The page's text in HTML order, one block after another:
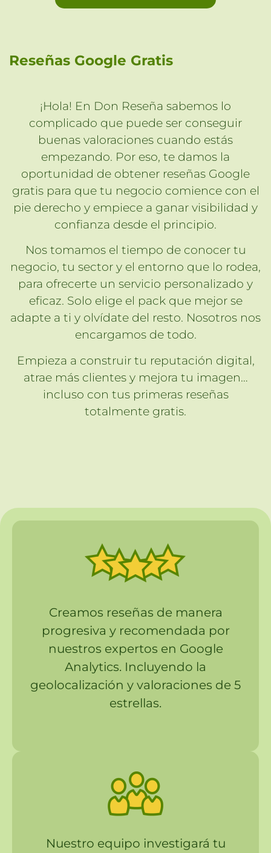
Reseñas Google Gratis
¡Hola! En Don Reseña sabemos lo
complicado que puede ser conseguir
buenas valoraciones cuando estás
empezando. Por eso, te damos la
oportunidad de obtener reseñas Google
gratis para que tu negocio comience con el
pie derecho y empiece a ganar visibilidad y
confianza desde el principio.
Nos tomamos el tiempo de conocer tu
negocio, tu sector y el entorno que lo rodea,
para ofrecerte un servicio personalizado y
eficaz. Solo elige el pack que mejor se
adapte a ti y olvídate del resto. Nosotros nos
encargamos de todo.
Empieza a construir tu reputación digital,
atrae más clientes y mejora tu imagen…
incluso con tus primeras reseñas
totalmente gratis.
Creamos reseñas de manera
progresiva y recomendada por
nuestros expertos en Google
Analytics. Incluyendo la
geolocalización y valoraciones de 5
estrellas.
Nuestro equipo investigará tu